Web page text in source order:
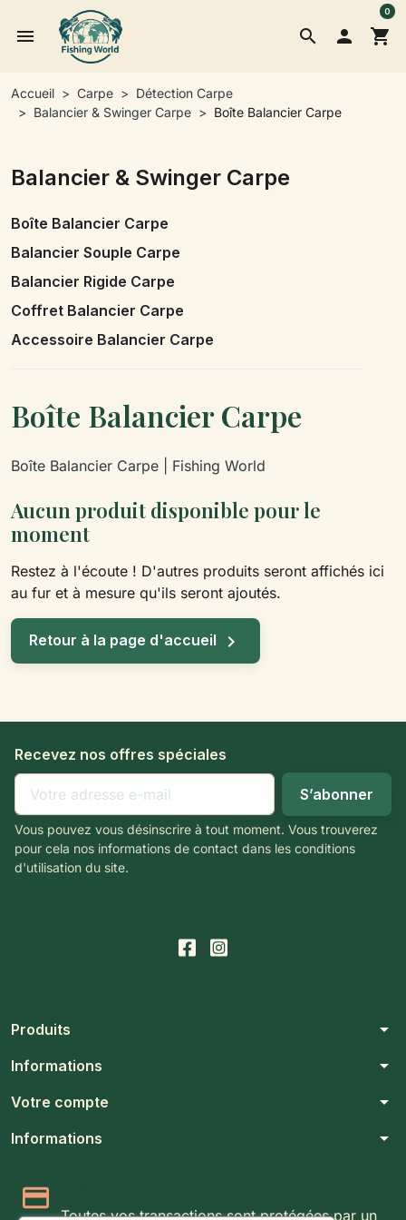
search
menu  shopping_cart
0
Accueil Carpe
Détection Carpe
Balancier & Swinger Carpe
Boîte Balancier Carpe
Balancier & Swinger Carpe
Boîte Balancier Carpe
Balancier Souple Carpe
Balancier Rigide Carpe
Coffret Balancier Carpe
Accessoire Balancier Carpe
Boîte Balancier Carpe
Boîte Balancier Carpe | Fishing World
Aucun produit disponible pour le
moment
Restez à l'écoute ! D'autres produits seront affichés ici
au fur et à mesure qu'ils seront ajoutés.
Retour à la page d'accueil 
Recevez nos offres spéciales
Vous pouvez vous désinscrire à tout moment. Vous trouverez
pour cela nos informations de contact dans les conditions
d'utilisation du site.
Produits arrow_drop_down
Informations arrow_drop_down
Votre compte arrow_drop_down
Informations arrow_drop_down
Toutes vos transactions sont protégées par un